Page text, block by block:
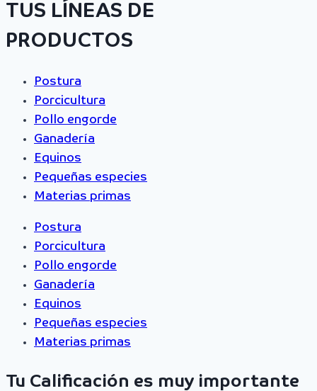
TUS LÍNEAS DE
PRODUCTOS
Postura
Porcicultura
Pollo engorde
Ganadería
Equinos
Pequeñas especies
Materias primas
Postura
Porcicultura
Pollo engorde
Ganadería
Equinos
Pequeñas especies
Materias primas
Tu Calificación es muy importante